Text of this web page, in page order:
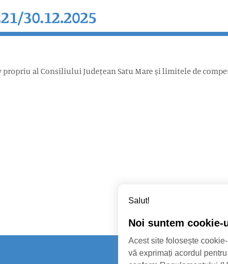
30.12.2025
al Consiliului Județean Satu Mare și limitele de
Salut!
Noi suntem cookie-
Acest site folosește
vă exprimați acordul